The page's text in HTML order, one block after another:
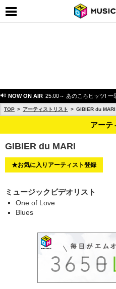
NOW ON AIR 25:00～ あのころヒッツ!
TOP アーティストリスト GIBIER du MARI
アーテ
GIBIER du MARI
★お気に入りアーティスト登録
ミュージックビデオリスト
One of Love
Blues